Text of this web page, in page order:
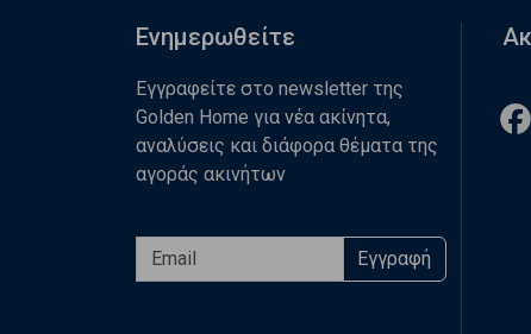
Ενημερωθείτε
Εγγραφείτε στο newsletter της
Golden Home για νέα ακίνητα,
αναλύσεις και διάφορα θέματα της
αγοράς ακινήτων
Εγγραφή